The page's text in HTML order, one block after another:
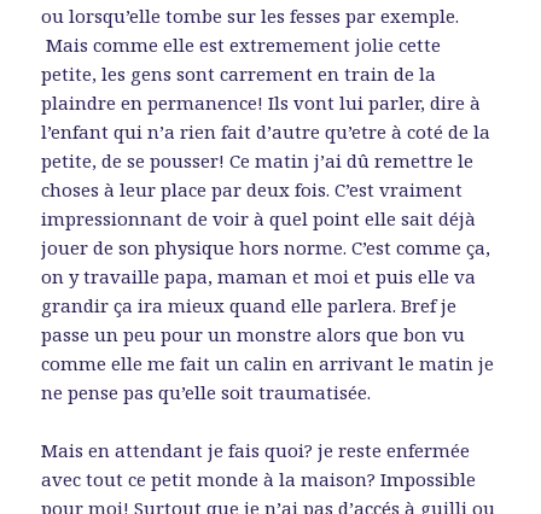
ou lorsqu’elle tombe sur les fesses par exemple.
Mais comme elle est extremement jolie cette
petite, les gens sont carrement en train de la
plaindre en permanence! Ils vont lui parler, dire à
l’enfant qui n’a rien fait d’autre qu’etre à coté de la
petite, de se pousser! Ce matin j’ai dû remettre le
choses à leur place par deux fois. C’est vraiment
impressionnant de voir à quel point elle sait déjà
jouer de son physique hors norme. C’est comme ça,
on y travaille papa, maman et moi et puis elle va
grandir ça ira mieux quand elle parlera. Bref je
passe un peu pour un monstre alors que bon vu
comme elle me fait un calin en arrivant le matin je
ne pense pas qu’elle soit traumatisée.
Mais en attendant je fais quoi? je reste enfermée
avec tout ce petit monde à la maison? Impossible
pour moi! Surtout que je n’ai pas d’accés à guilli ou